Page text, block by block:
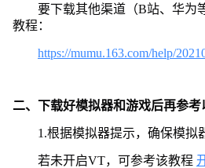
要下载其他渠道（B站、华为
教程：
https://mumu.163.com/help/
二、下载好模拟器和游戏后再参考
1.根据模拟器提示，确保模拟
若未开启VT，可参考该教程